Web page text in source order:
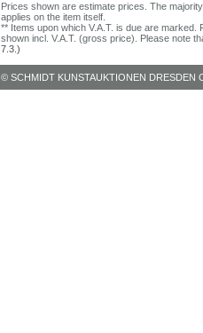
Prices shown are estimate prices. The
applies on the item itself.
** Items upon which V.A.T. is due are
shown incl. V.A.T. (gross price). Please note
7.3.)
© SCHMIDT KUNSTAUKTIONEN DRESDEN